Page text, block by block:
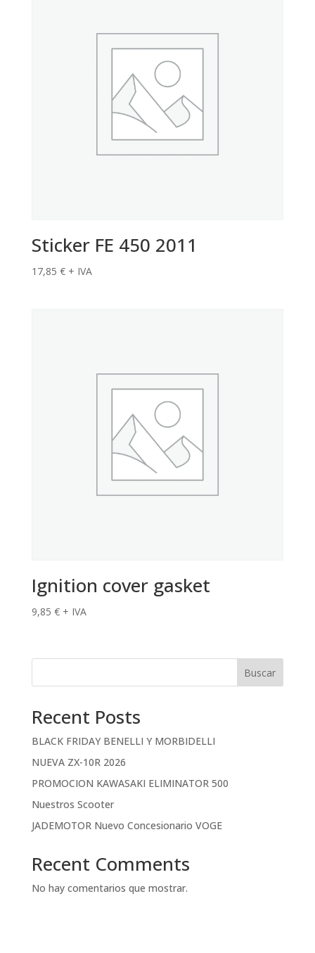
Sticker FE 450 2011
17,85 € + IVA
Ignition cover gasket
9,85 € + IVA
Buscar
Recent Posts
BLACK FRIDAY BENELLI Y MORBIDELLI
NUEVA ZX-10R 2026
PROMOCION KAWASAKI ELIMINATOR 500
Nuestros Scooter
JADEMOTOR Nuevo Concesionario VOGE
Recent Comments
No hay comentarios que mostrar.